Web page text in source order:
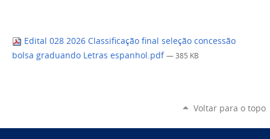
Edital 028 2026 Classificação final seleção concessão
bolsa graduando Letras espanhol.pdf — 385 KB
Voltar para o topo